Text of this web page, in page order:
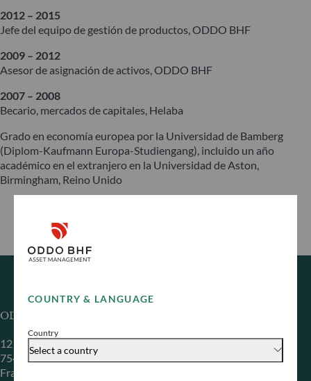
COUNTRY & LANGUAGE
Country
Select a country
2012 – 2015
Jefe del equipo de gestión de productos, ODDO BHF
2009 – 2012
Asesor de asignación de activos, ODDO BHF
2007 – 2008
Becario, mercados de capitales, Helaba
Grado en economía europea por la Universidad de Bamberg
(Diplom-Kaufmann Europa-Studiengang), incluido un año
académico en el extranjero en la Universidad de Aston,
Birmingham, Reino Unido
ODDO BHF Asset Management SAS*
12 boulevard de la Madeleine
75440 Paris Cedex 09
Francia